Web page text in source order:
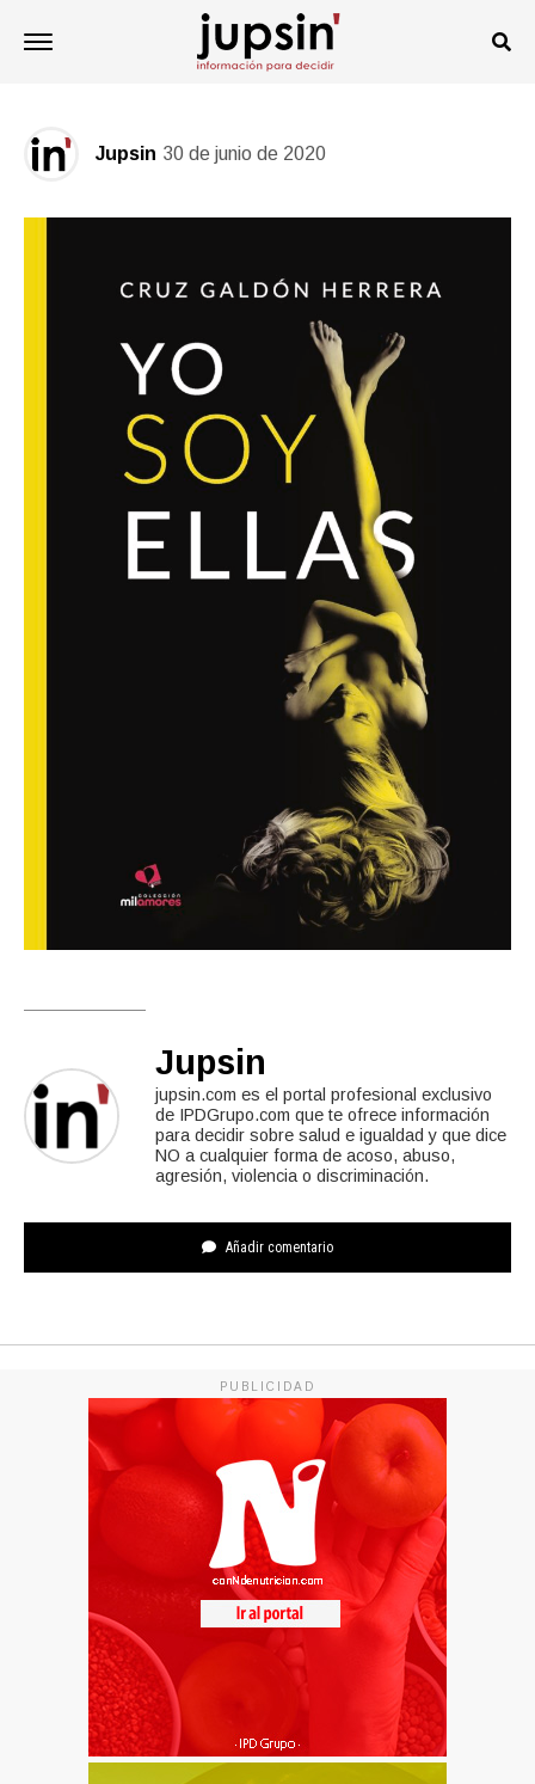
DRONES
Libro Jupsin’ verano 2020
Jupsin 30 de junio de 2020
Jupsin
jupsin.com es el portal profesional exclusivo
de IPDGrupo.com que te ofrece información
para decidir sobre salud e igualdad y que dice
NO a cualquier forma de acoso, abuso,
agresión, violencia o discriminación.
Añadir comentario
PUBLICIDAD